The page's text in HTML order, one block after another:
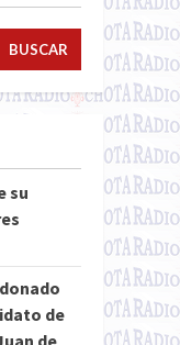
BUSCAR
su
de
de